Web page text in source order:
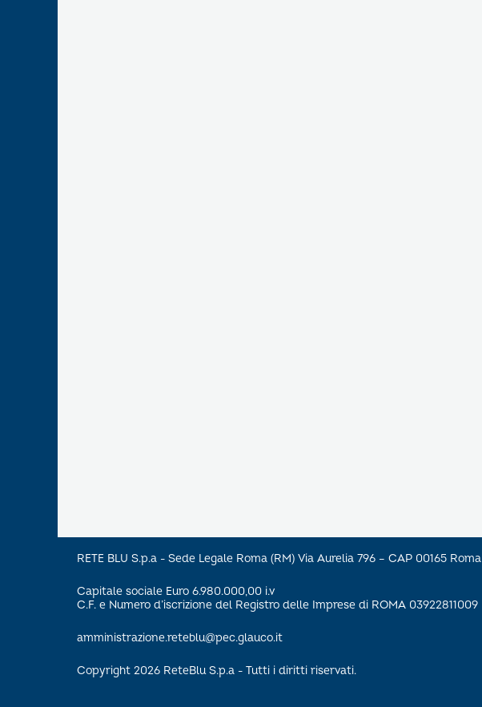
RETE BLU S.p.a - Sede Legale Roma (RM) Via Aurelia 796 – CAP 00165 Roma
Capitale sociale Euro 6.980.000,00 i.v
C.F. e Numero d’iscrizione del Registro delle Imprese di ROMA 03922811009
amministrazione.reteblu@pec.glauco.it
Copyright 2026 ReteBlu S.p.a - Tutti i diritti riservati.